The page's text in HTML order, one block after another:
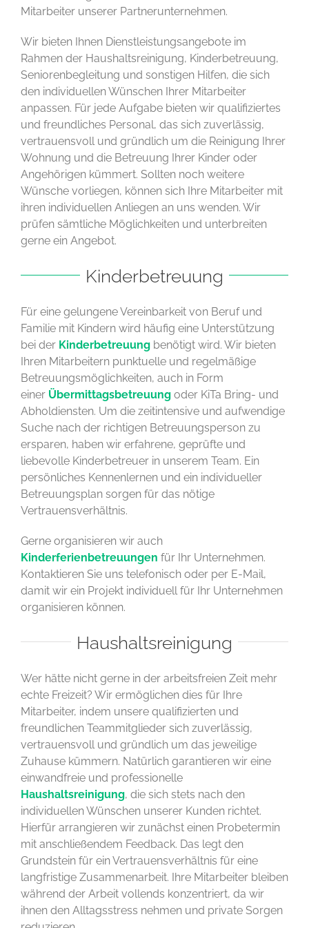
Mitarbeiter unserer Partnerunternehmen.
Wir bieten Ihnen Dienstleistungsangebote im
Rahmen der Haushaltsreinigung, Kinderbetreuung,
Seniorenbegleitung und sonstigen Hilfen, die sich
den individuellen Wünschen Ihrer Mitarbeiter
anpassen. Für jede Aufgabe bieten wir qualifiziertes
und freundliches Personal, das sich zuverlässig,
vertrauensvoll und gründlich um die Reinigung Ihrer
Wohnung und die Betreuung Ihrer Kinder oder
Angehörigen kümmert. Sollten noch weitere
Wünsche vorliegen, können sich Ihre Mitarbeiter mit
ihren individuellen Anliegen an uns wenden. Wir
prüfen sämtliche Möglichkeiten und unterbreiten
gerne ein Angebot.
Kinderbetreuung
Für eine gelungene Vereinbarkeit von Beruf und
Familie mit Kindern wird häufig eine Unterstützung
bei der Kinderbetreuung benötigt wird. Wir bieten
Ihren Mitarbeitern punktuelle und regelmäßige
Betreuungsmöglichkeiten, auch in Form
einer Übermittagsbetreuung oder KiTa Bring- und
Abholdiensten. Um die zeitintensive und aufwendige
Suche nach der richtigen Betreuungsperson zu
ersparen, haben wir erfahrene, geprüfte und
liebevolle Kinderbetreuer in unserem Team. Ein
persönliches Kennenlernen und ein individueller
Betreuungsplan sorgen für das nötige
Vertrauensverhältnis.
Gerne organisieren wir auch
Kinderferienbetreuungen für Ihr Unternehmen.
Kontaktieren Sie uns telefonisch oder per E-Mail,
damit wir ein Projekt individuell für Ihr Unternehmen
organisieren können.
Haushaltsreinigung
Wer hätte nicht gerne in der arbeitsfreien Zeit mehr
echte Freizeit? Wir ermöglichen dies für Ihre
Mitarbeiter, indem unsere qualifizierten und
freundlichen Teammitglieder sich zuverlässig,
vertrauensvoll und gründlich um das jeweilige
Zuhause kümmern. Natürlich garantieren wir eine
einwandfreie und professionelle
Haushaltsreinigung, die sich stets nach den
individuellen Wünschen unserer Kunden richtet.
Hierfür arrangieren wir zunächst einen Probetermin
mit anschließendem Feedback. Das legt den
Grundstein für ein Vertrauensverhältnis für eine
langfristige Zusammenarbeit. Ihre Mitarbeiter bleiben
während der Arbeit vollends konzentriert, da wir
ihnen den Alltagsstress nehmen und private Sorgen